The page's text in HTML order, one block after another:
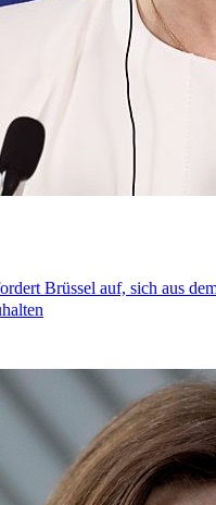
Brüssel auf, sich aus